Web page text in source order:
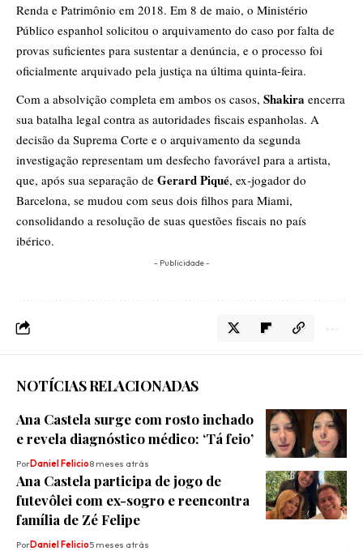
Renda e Patrimônio em 2018. Em 8 de maio, o Ministério
Público espanhol solicitou o arquivamento do caso por falta de
provas suficientes para sustentar a denúncia, e o processo foi
oficialmente arquivado pela justiça na última quinta-feira.
Com a absolvição completa em ambos os casos, Shakira encerra
sua batalha legal contra as autoridades fiscais espanholas. A
decisão da Suprema Corte e o arquivamento da segunda
investigação representam um desfecho favorável para a artista,
que, após sua separação de Gerard Piqué, ex-jogador do
Barcelona, se mudou com seus dois filhos para Miami,
consolidando a resolução de suas questões fiscais no país
ibérico.
- Publicidade -
NOTÍCIAS RELACIONADAS
Ana Castela surge com rosto inchado
e revela diagnóstico médico: ‘Tá feio’
PorDaniel Felicio8 meses atrás
Ana Castela participa de jogo de
futevôlei com ex-sogro e reencontra
família de Zé Felipe
PorDaniel Felicio5 meses atrás